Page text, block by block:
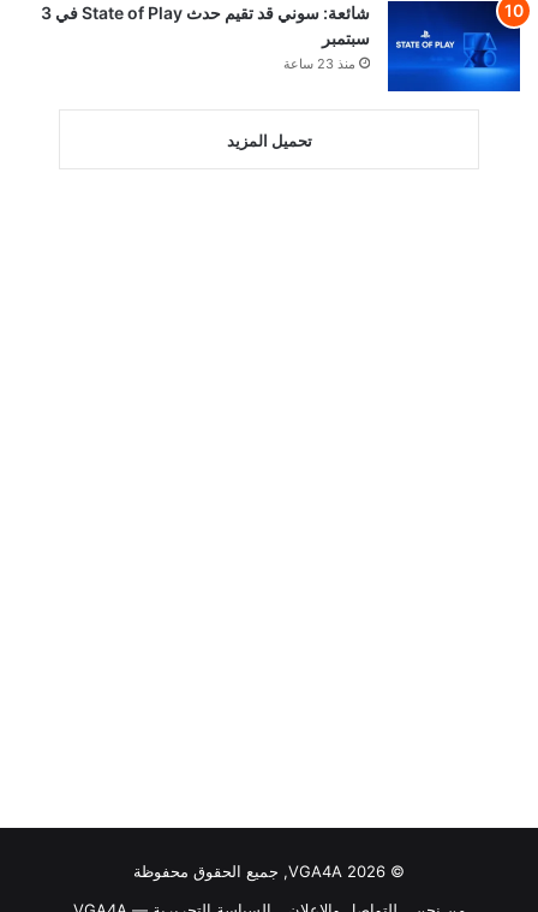
شائعة: سوني قد تقيم حدث State of Play في 3
سبتمبر
منذ 23 ساعة
تحميل المزيد
© VGA4A 2026, جميع الحقوق محفوظة